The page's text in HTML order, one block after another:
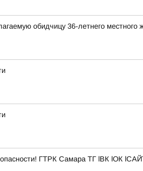
обидчицу 36-летнего местного
ГТРК Самара ТГ lВК lОК